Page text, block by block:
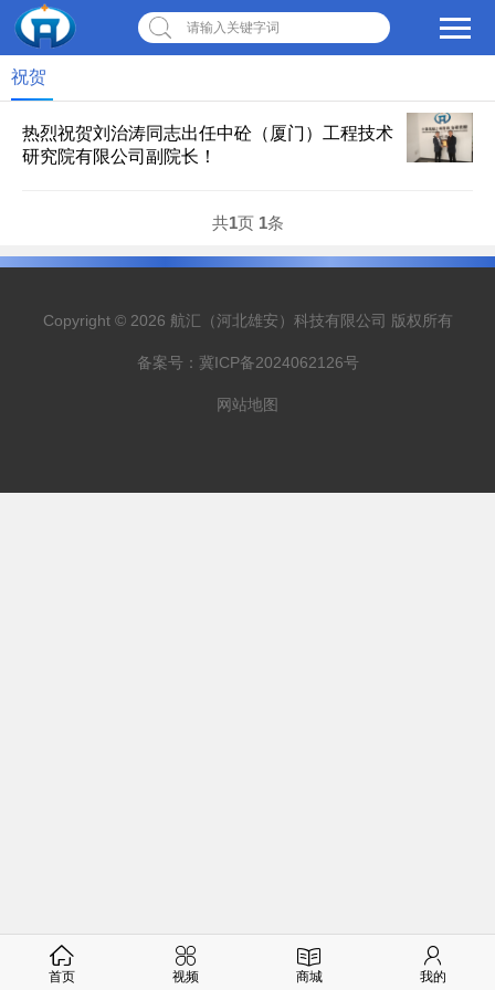
请输入关键字词
祝贺
热烈祝贺刘治涛同志出任中砼（厦门）工程技术
研究院有限公司副院长！
共1页 1条
Copyright © 2026 航汇（河北雄安）科技有限公司 版权所有
备案号： 冀ICP备2024062126号
网站地图
首页 视频 商城 我的